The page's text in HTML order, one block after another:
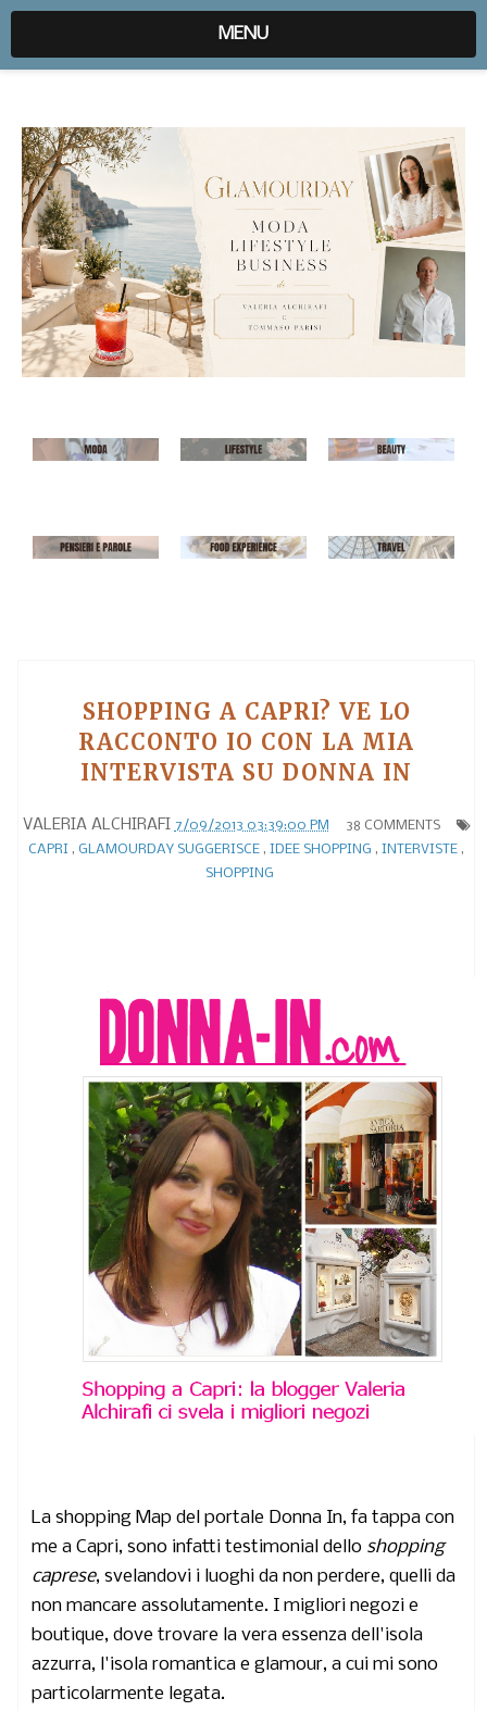
expr:lang=it;data:blog.locale
MENU
SHOPPING A CAPRI? VE LO
RACCONTO IO CON LA MIA
INTERVISTA SU DONNA IN
VALERIA ALCHIRAFI 7/09/2013 03:39:00 PM
38 COMMENTS
CAPRI , GLAMOURDAY SUGGERISCE , IDEE SHOPPING , INTERVISTE ,
SHOPPING
La shopping Map del portale Donna In, fa tappa con
me a Capri, sono infatti testimonial dello shopping
caprese, svelandovi i luoghi da non perdere, quelli da
non mancare assolutamente. I migliori negozi e
boutique, dove trovare la vera essenza dell'isola
azzurra, l'isola romantica e glamour, a cui mi sono
particolarmente legata.